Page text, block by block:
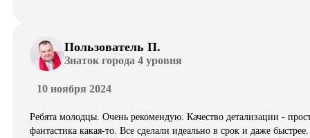
Пользователь П.
Знаток города 4 уровня
10 ноября 2024
Ребята молодцы. Очень рекомендую. Качество детализации -
фантастика какая-то. Все сделали идеально в срок и даже быстрее.